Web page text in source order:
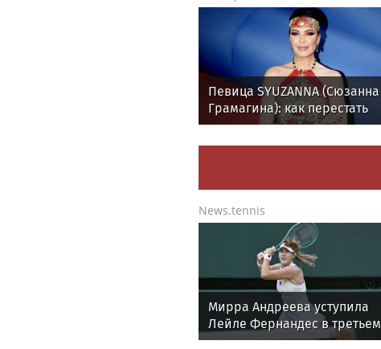
Певица SYUZANNA (Сюзанна
Грамагина): как перестать
волноваться и начать
говорить спокойно
News.tennis
Мирра Андреева уступила
Лейле Фернандес в третьем
круге WTA 1000 в Торонто